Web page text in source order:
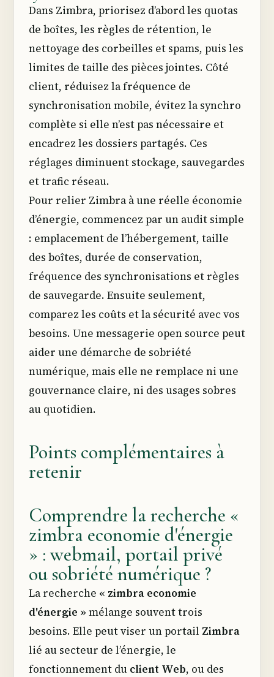
Dans Zimbra, priorisez d’abord les quotas
de boîtes, les règles de rétention, le
nettoyage des corbeilles et spams, puis les
limites de taille des pièces jointes. Côté
client, réduisez la fréquence de
synchronisation mobile, évitez la synchro
complète si elle n’est pas nécessaire et
encadrez les dossiers partagés. Ces
réglages diminuent stockage, sauvegardes
et trafic réseau.
Pour relier Zimbra à une réelle économie
d’énergie, commencez par un audit simple
: emplacement de l’hébergement, taille
des boîtes, durée de conservation,
fréquence des synchronisations et règles
de sauvegarde. Ensuite seulement,
comparez les coûts et la sécurité avec vos
besoins. Une messagerie open source peut
aider une démarche de sobriété
numérique, mais elle ne remplace ni une
gouvernance claire, ni des usages sobres
au quotidien.
Points complémentaires à
retenir
Comprendre la recherche «
zimbra economie d'énergie
» : webmail, portail privé
ou sobriété numérique ?
La recherche « zimbra economie
d'énergie » mélange souvent trois
besoins. Elle peut viser un portail Zimbra
lié au secteur de l’énergie, le
fonctionnement du client Web, ou des